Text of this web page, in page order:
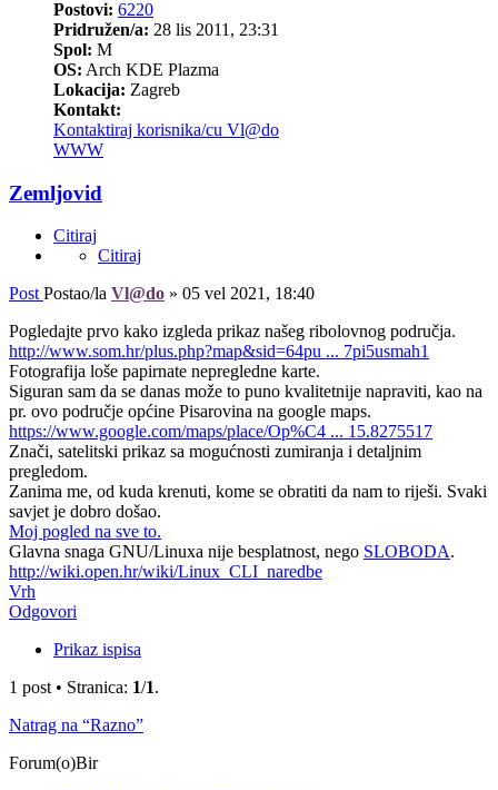
Postovi: 6220
Pridružen/a: 28 lis 2011, 23:31
Spol: M
OS: Arch KDE Plazma
Lokacija: Zagreb
Kontakt:
Kontaktiraj korisnika/cu Vl@do
WWW
Zemljovid
Citiraj
Citiraj
Post Postao/la Vl@do » 05 vel 2021, 18:40
Pogledajte prvo kako izgleda prikaz našeg ribolovnog područja.
http://www.som.hr/plus.php?map&sid=64pu ... 7pi5usmah1
Fotografija loše papirnate nepregledne karte.
Siguran sam da se danas može to puno kvalitetnije napraviti, kao na
pr. ovo područje općine Pisarovina na google maps.
https://www.google.com/maps/place/Op%C4 ... 15.8275517
Znači, satelitski prikaz sa mogućnosti zumiranja i detaljnim
pregledom.
Zanima me, od kuda krenuti, kome se obratiti da nam to riješi. Svaki
savjet je dobro došao.
Moj pogled na sve to.
Glavna snaga GNU/Linuxa nije besplatnost, nego SLOBODA.
http://wiki.open.hr/wiki/Linux_CLI_naredbe
Vrh
Odgovori
Prikaz ispisa
1 post • Stranica: 1/1.
Natrag na “Razno”
Forum(o)Bir